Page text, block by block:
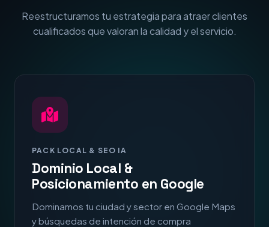
Reestructuramos tu estrategia para atraer clientes
cualificados que valoran la calidad y el servicio.
PACK LOCAL & SEO IA
Dominio Local &
Posicionamiento en Google
Dominamos tu ciudad y sector en Google Maps
y búsquedas de intención de compra